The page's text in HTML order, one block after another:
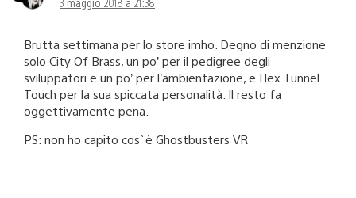
Brutta settimana per lo store imho. Degno di menzione
solo City Of Brass, un po’ per il pedigree degli
sviluppatori e un po’ per l’ambientazione, e Hex Tunnel
Touch per la sua spiccata personalità. Il resto fa
oggettivamente pena.
PS: non ho capito cos`è Ghostbusters VR